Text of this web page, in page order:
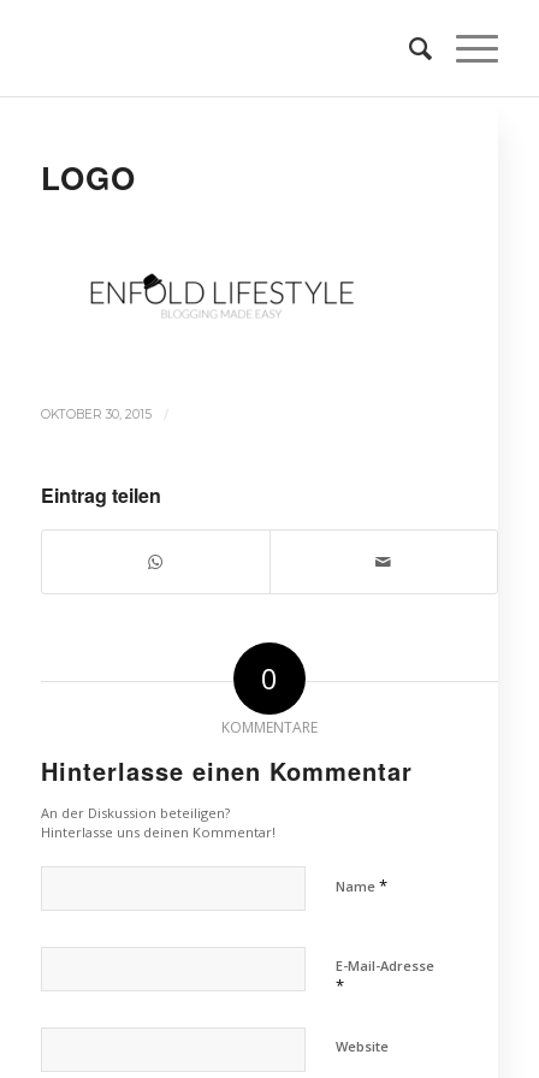
LOGO
OKTOBER 30, 2015 /
Eintrag teilen
0
KOMMENTARE
Hinterlasse einen Kommentar
An der Diskussion beteiligen?
Hinterlasse uns deinen Kommentar!
Name *
E-Mail-Adresse
*
Website